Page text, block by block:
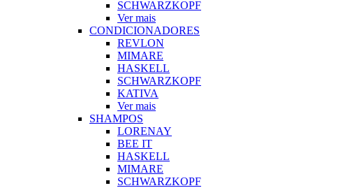
SCHWARZKOPF
Ver mais
CONDICIONADORES
REVLON
MIMARE
HASKELL
SCHWARZKOPF
KATIVA
Ver mais
SHAMPOS
LORENAY
BEE IT
HASKELL
MIMARE
SCHWARZKOPF